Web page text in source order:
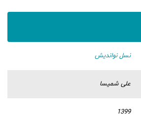
نسل نواندیش
علی شمیسا
1399